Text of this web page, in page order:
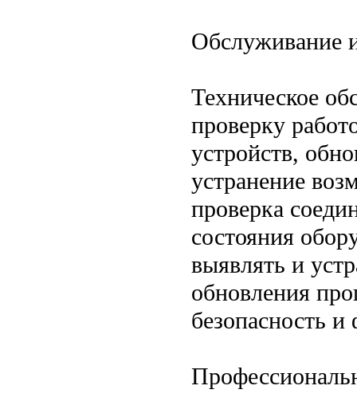
Обслуживание
Техническое
проверку
устройств,
устранение
проверка
состояния
выявлять и
обновления
безопасность